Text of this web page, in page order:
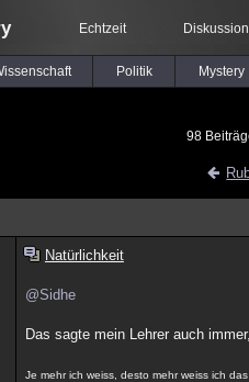
Echtzeit
Politik Mystery
98
Natürlichkeit
@Sidhe
Das sagte mein Lehrer auch
Je mehr ich weiss, desto mehr weiss ich